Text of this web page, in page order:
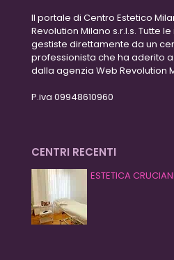
Il portale di Centro Estetico
Revolution Milano s.r.l.s. Tutte
gestiste direttamente da un
professionista che ha aderito
dalla agenzia Web Revolution
P.iva 09948610960
CENTRI RECENTI
ESTETICA CRUCIANI